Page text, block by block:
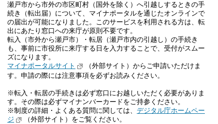
瀬戸市から市外の市区町村（国外を除く）へ引越しするときの手
続き（転出届）について、マイナポータルを通じたオンラインで
の届出が可能になりました。このサービスを利用される方は、転
出にあたり窓口への来庁が原則不要です。
転入（市外から瀬戸市）・転居（瀬戸市内の引越し）の手続き
も、事前に市役所に来庁する日を入力することで、受付がスムー
ズになります。
マイナポータルサイト
（外部サイト）からご申請いただけま
す。申請の際には注意事項を必ずお読みください。
※転入・転居の手続きは必ず窓口にお越しいただく必要がありま
す。その際は必ずマイナンバーカードをご持参ください。
※制度の詳細・よくある質問に関しては、 デジタル庁ホームペー
ジ
（外部サイト）をご覧ください。